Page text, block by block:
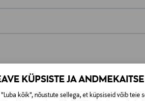
KÜPSISTE JA
"Luba kõik", nõustute sellega, et küpsiseid võib teie
lepingust taganeda 30 päeva
Tagastatavad suletud pakendis
KA